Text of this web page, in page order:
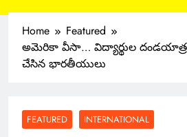
Home
Featured
అమెరికా వీసా… విద్యార్థుల దండయాత్ర –
చేసిన భారతీయులు
FEATURED INTERNATIONAL